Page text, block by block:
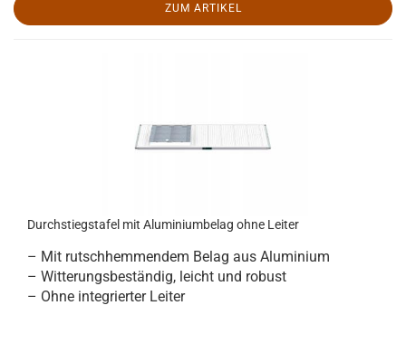
ZUM ARTIKEL
Durchstiegstafel mit Aluminiumbelag ohne Leiter
– Mit rutschhemmendem Belag aus Aluminium
– Witterungsbeständig, leicht und robust
– Ohne integrierter Leiter